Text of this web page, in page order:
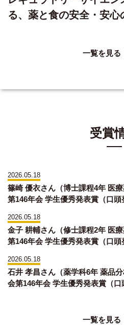
る、薬と食の安全・安心
一覧を見る
受賞
2026.05.18
篠崎 優衣さん（博士課程4年 医
第146年会 学生優秀発表賞（口
2026.05.18
金子 耕輔さん（修士課程2年 医
第146年会 学生優秀発表賞（口
2026.05.18
石井 孝昌さん（薬学科6年 薬品
会第146年会 学生優秀発表賞（
一覧を見る